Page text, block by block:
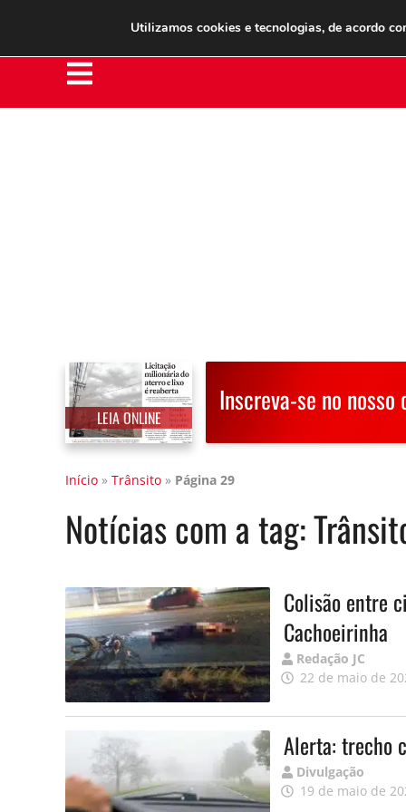
Clube do Assinante Área do Assinante
LEIA ONLINE
Inscreva-se no nosso
Início » Trânsito » Página 29
Notícias com a tag:
Colisão entre
Cachoeirinha
Publicado
por
Redação JC
22 de maio de
Alerta: trecho
Publicado
por
Divulgação
19 de maio de
Utilizamos cookies e tecnologias, de acordo